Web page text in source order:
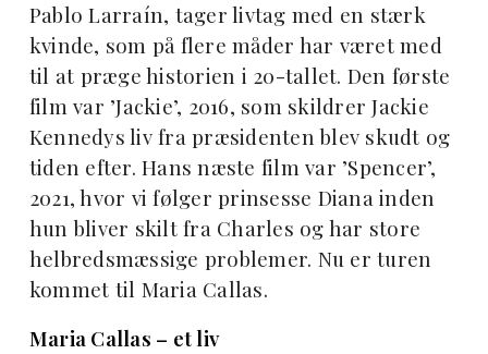
Pablo Larraín, tager livtag med en stærk
kvinde, som på flere måder har været med
til at præge historien i 20-tallet. Den første
film var ’Jackie’, 2016, som skildrer Jackie
Kennedys liv fra præsidenten blev skudt og
tiden efter. Hans næste film var ’Spencer’,
2021, hvor vi følger prinsesse Diana inden
hun bliver skilt fra Charles og har store
helbredsmæssige problemer. Nu er turen
kommet til Maria Callas.
Maria Callas – et liv